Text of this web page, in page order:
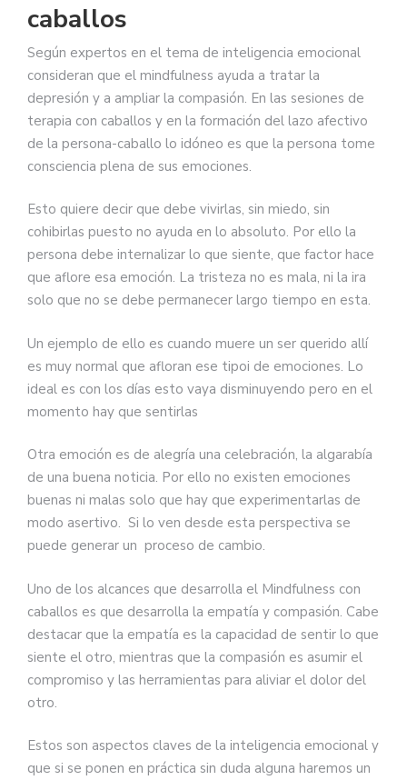
caballos
Según expertos en el tema de inteligencia emocional
consideran que el mindfulness ayuda a tratar la
depresión y a ampliar la compasión. En las sesiones de
terapia con caballos y en la formación del lazo afectivo
de la persona-caballo lo idóneo es que la persona tome
consciencia plena de sus emociones.
Esto quiere decir que debe vivirlas, sin miedo, sin
cohibirlas puesto no ayuda en lo absoluto. Por ello la
persona debe internalizar lo que siente, que factor hace
que aflore esa emoción. La tristeza no es mala, ni la ira
solo que no se debe permanecer largo tiempo en esta.
Un ejemplo de ello es cuando muere un ser querido allí
es muy normal que afloran ese tipoi de emociones. Lo
ideal es con los días esto vaya disminuyendo pero en el
momento hay que sentirlas
Otra emoción es de alegría una celebración, la algarabía
de una buena noticia. Por ello no existen emociones
buenas ni malas solo que hay que experimentarlas de
modo asertivo. Si lo ven desde esta perspectiva se
puede generar un proceso de cambio.
Uno de los alcances que desarrolla el Mindfulness con
caballos es que desarrolla la empatía y compasión. Cabe
destacar que la empatía es la capacidad de sentir lo que
siente el otro, mientras que la compasión es asumir el
compromiso y las herramientas para aliviar el dolor del
otro.
Estos son aspectos claves de la inteligencia emocional y
que si se ponen en práctica sin duda alguna haremos un